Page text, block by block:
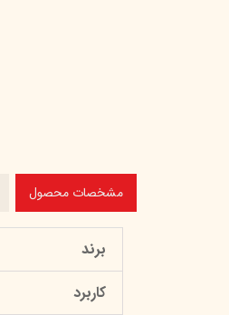
مشخصات محصول
برند
کاربرد